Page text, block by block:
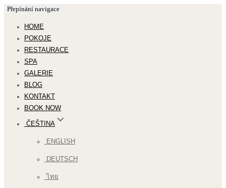
Přepínání navigace
HOME
POKOJE
RESTAURACE
SPA
GALERIE
BLOG
KONTAKT
BOOK NOW
ČEŠTINA
ENGLISH
DEUTSCH
ไทย